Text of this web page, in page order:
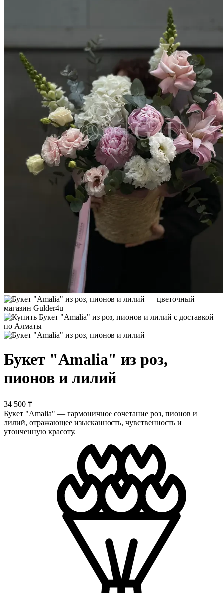
Букет "Amalia" из роз,
пионов и лилий
34 500 ₸
Букет "Amalia" — гармоничное сочетание роз, пионов и
лилий, отражающее изысканность, чувственность и
утонченную красоту.